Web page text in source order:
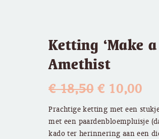
Ketting ‘Make
Amethist
€18,50
prijs
was:
€ 10,00
is:
Prachtige ketting met een
met een paardenbloempluisje
kado ter herinnering aan een